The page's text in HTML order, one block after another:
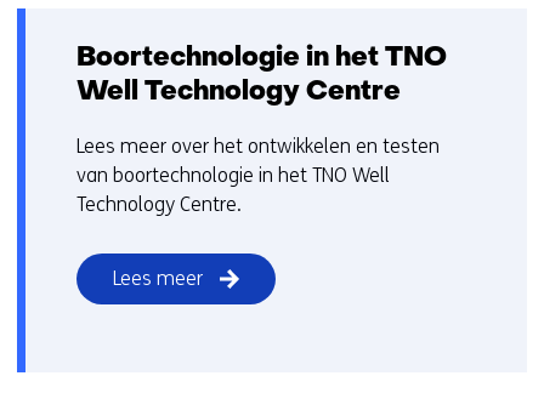
Boortechnologie in het TNO
Well Technology Centre
Lees meer over het ontwikkelen en testen
van boortechnologie in het TNO Well
Technology Centre.
Lees meer